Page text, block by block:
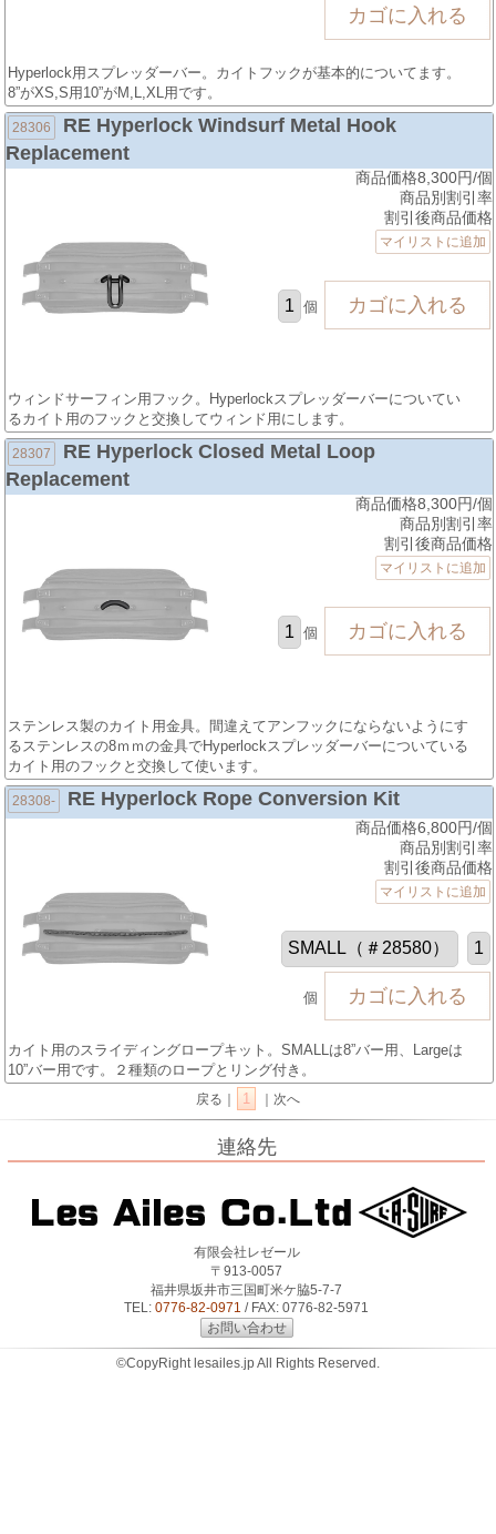
Hyperlock用スプレッダーバー。カイトフックが基本的についてます。
8”がXS,S用10”がM,L,XL用です。
28306
RE Hyperlock Windsurf Metal Hook
Replacement
商品価格8,300円/個
商品別割引率
割引後商品価格
マイリストに追加
個
ウィンドサーフィン用フック。Hyperlockスプレッダーバーについてい
るカイト用のフックと交換してウィンド用にします。
28307
RE Hyperlock Closed Metal Loop
Replacement
商品価格8,300円/個
商品別割引率
割引後商品価格
マイリストに追加
個
ステンレス製のカイト用金具。間違えてアンフックにならないようにす
るステンレスの8ｍｍの金具でHyperlockスプレッダーバーについている
カイト用のフックと交換して使います。
28308- RE Hyperlock Rope Conversion Kit
商品価格6,800円/個
商品別割引率
割引後商品価格
マイリストに追加
個
カイト用のスライディングロープキット。SMALLは8”バー用、Largeは
10”バー用です。２種類のロープとリング付き。
戻る｜ 1 ｜次へ
連絡先
有限会社レゼール
〒913-0057
福井県坂井市三国町米ケ脇5-7-7
TEL:0776-82-0971 / FAX: 0776-82-5971
お問い合わせ
©CopyRight lesailes.jp All Rights Reserved.